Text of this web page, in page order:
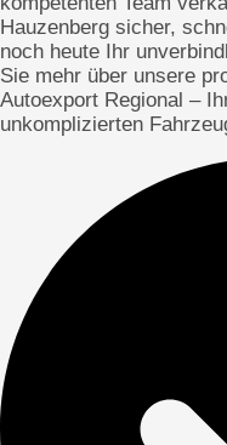
Hauzenberg sicher,
noch heute Ihr
Sie mehr über unsere
Autoexport Regional –
unkomplizierten